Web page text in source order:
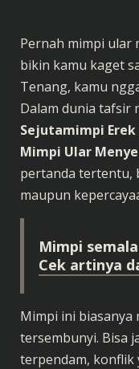
Pernah mimpi ular
bikin kamu kaget
Tenang, kamu
Dalam dunia tafsir
Sejutamimpi Erek
Mimpi Ular
pertanda tertentu,
maupun
Mimpi
Cek artinya
Mimpi ini biasanya
tersembunyi. Bisa
terpendam, konflik